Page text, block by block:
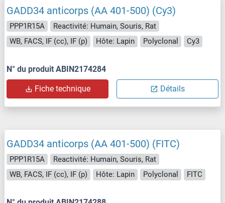
GADD34 anticorps (AA 401-500) (Cy3)
PPP1R15A
Reactivité: Humain, Souris, Rat
WB, FACS, IF (cc), IF (p)
Hôte: Lapin Polyclonal Cy3
N° du produit ABIN2174284
Fiche technique Détails
GADD34 anticorps (AA 401-500) (FITC)
PPP1R15A
Reactivité: Humain, Souris, Rat
WB, FACS, IF (cc), IF (p)
Hôte: Lapin Polyclonal FITC